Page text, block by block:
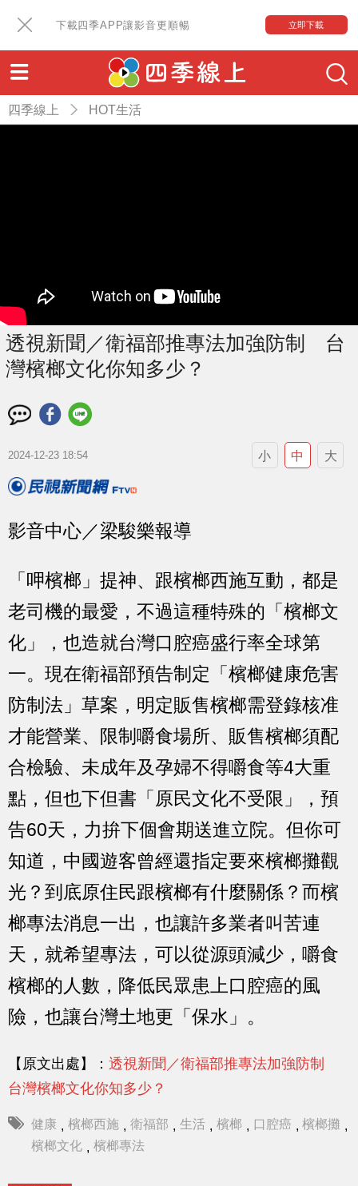
下載四季APP讓影音更順暢 立即下載
四季線上 HOT生活
透視新聞／衛福部推專法加強防制 台
灣檳榔文化你知多少？
2024-12-23 18:54 小 中 大
影音中心／梁駿樂報導
「呷檳榔」提神、跟檳榔西施互動，都是
老司機的最愛，不過這種特殊的「檳榔文
化」，也造就台灣口腔癌盛行率全球第
一。現在衛福部預告制定「檳榔健康危害
防制法」草案，明定販售檳榔需登錄核准
才能營業、限制嚼食場所、販售檳榔須配
合檢驗、未成年及孕婦不得嚼食等4大重
點，但也下但書「原民文化不受限」，預
告60天，力拚下個會期送進立院。但你可
知道，中國遊客曾經還指定要來檳榔攤觀
光？到底原住民跟檳榔有什麼關係？而檳
榔專法消息一出，也讓許多業者叫苦連
天，就希望專法，可以從源頭減少，嚼食
檳榔的人數，降低民眾患上口腔癌的風
險，也讓台灣土地更「保水」。
【原文出處】： 透視新聞／衛福部推專法加強防制
台灣檳榔文化你知多少？
健康 , 檳榔西施 , 衛福部 , 生活 , 檳榔 , 口腔癌 , 檳榔攤 ,
檳榔文化 , 檳榔專法